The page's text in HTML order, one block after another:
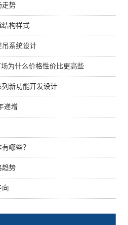
走势
结构样式
吊系统设计
为什么价格性价比更高些
新功能开发设计
递增
哪些？
趋势
向